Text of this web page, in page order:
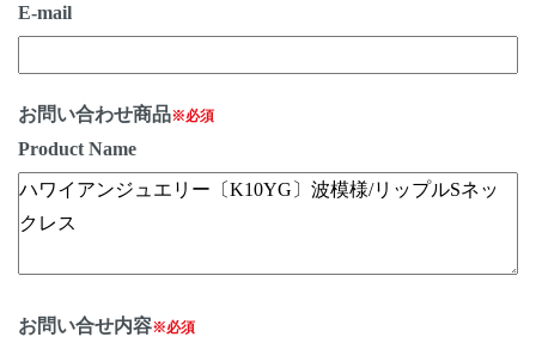
E-mail
お問い合わせ商品※必須
Product Name
お問い合せ内容※必須